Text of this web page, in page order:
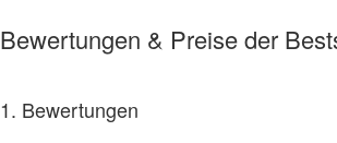
Bewertungen & Preise der
1. Bewertungen